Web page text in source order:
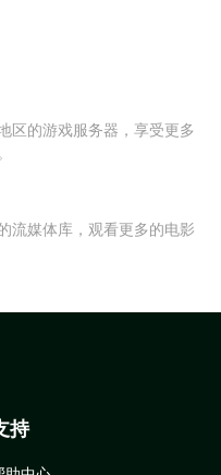
区的游戏服务器，享受更多
流媒体库，观看更多的电影
持